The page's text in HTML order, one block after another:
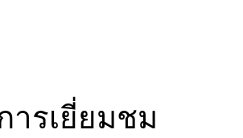
รเยี่ยมชม